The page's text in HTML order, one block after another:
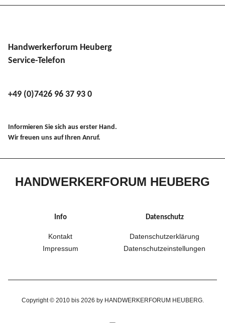
Handwerkerforum Heuberg
Service-Telefon
+49 (0)7426 96 37 93 0
Informieren Sie sich aus erster Hand.
Wir freuen uns auf Ihren Anruf.
HANDWERKERFORUM HEUBERG
Info
Kontakt
Impressum
Datenschutz
Datenschutzerklärung
Datenschutzeinstellungen
Copyright © 2010 bis 2026 by HANDWERKERFORUM HEUBERG